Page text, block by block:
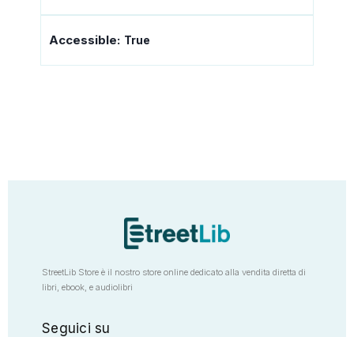
Accessible: True
StreetLib Store è il nostro store online dedicato alla vendita diretta di
libri, ebook, e audiolibri
Seguici su